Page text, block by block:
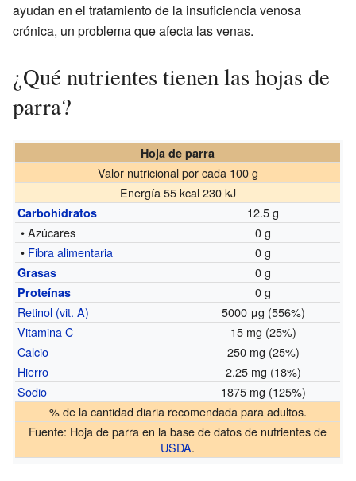
ayudan en el tratamiento de la insuficiencia venosa
crónica, un problema que afecta las venas.
¿Qué nutrientes tienen las hojas de
parra?
Hoja de parra
Valor nutricional por cada 100 g
Energía 55 kcal 230 kJ
Carbohidratos
12.5 g
• Azúcares
0 g
• Fibra alimentaria 0 g
Grasas 0 g
Proteínas
0 g
Retinol (vit. A)
5000 μg (556%)
Vitamina C
15 mg (25%)
Calcio
250 mg (25%)
Hierro
2.25 mg (18%)
Sodio
1875 mg (125%)
% de la cantidad diaria recomendada para adultos.
Fuente: Hoja de parraen la base de datos de nutrientes de
USDA.